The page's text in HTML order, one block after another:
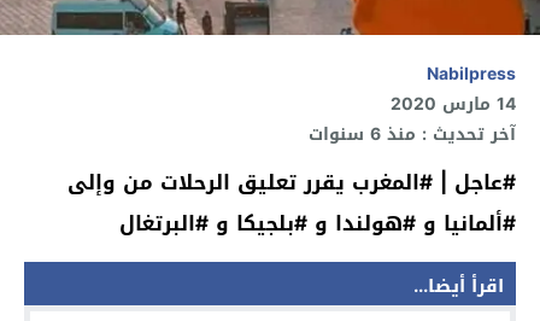
Nabilpress
14 مارس 2020
آخر تحديث : منذ 6 سنوات
‏⁧‫#عاجل‬⁩ | ⁧‫#المغرب‬⁩ يقرر تعليق الرحلات من وإلى
⁧‫#ألمانيا‬⁩ و ⁧‫#هولندا‬⁩ و ⁧‫#بلجيكا‬⁩ و ⁧‫#البرتغال‬⁩
اقرأ أيضا...